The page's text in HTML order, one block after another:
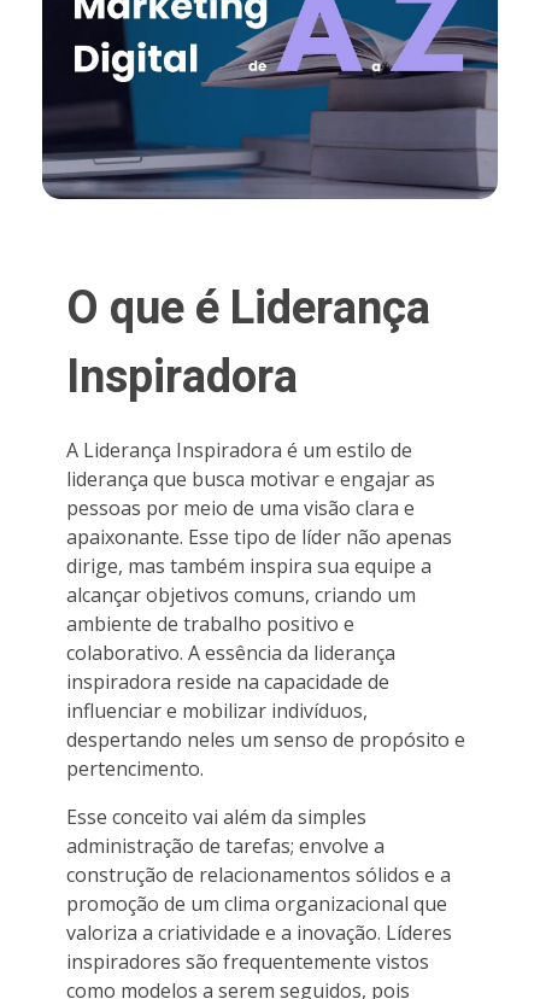
O que é Liderança
Inspiradora
A Liderança Inspiradora é um estilo de
liderança que busca motivar e engajar as
pessoas por meio de uma visão clara e
apaixonante. Esse tipo de líder não apenas
dirige, mas também inspira sua equipe a
alcançar objetivos comuns, criando um
ambiente de trabalho positivo e
colaborativo. A essência da liderança
inspiradora reside na capacidade de
influenciar e mobilizar indivíduos,
despertando neles um senso de propósito e
pertencimento.
Esse conceito vai além da simples
administração de tarefas; envolve a
construção de relacionamentos sólidos e a
promoção de um clima organizacional que
valoriza a criatividade e a inovação. Líderes
inspiradores são frequentemente vistos
como modelos a serem seguidos, pois